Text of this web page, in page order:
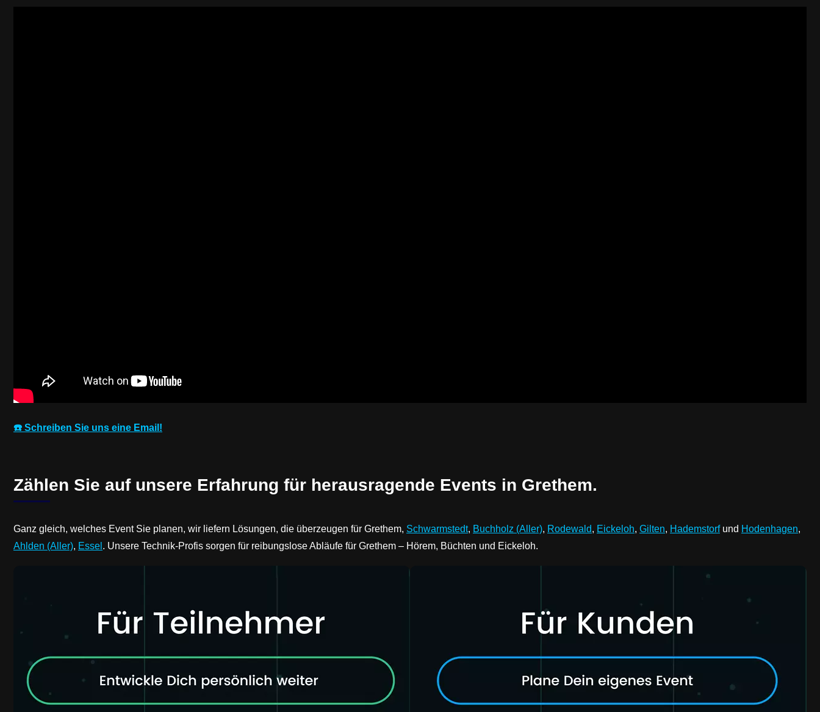
☎️ Schreiben Sie uns eine Email!
Zählen Sie auf unsere Erfahrung für herausragende Events in Grethem.
Ganz gleich, welches Event Sie planen, wir liefern Lösungen, die überzeugen für Grethem, Schwarmstedt, Buchholz (Aller), Rodewald, Eickeloh, Gilten, Hademstorfund Hodenhagen,
Ahlden (Aller), Essel . Unsere Technik-Profis sorgen für reibungslose Abläufe für Grethem – Hörem, Büchten und Eickeloh.